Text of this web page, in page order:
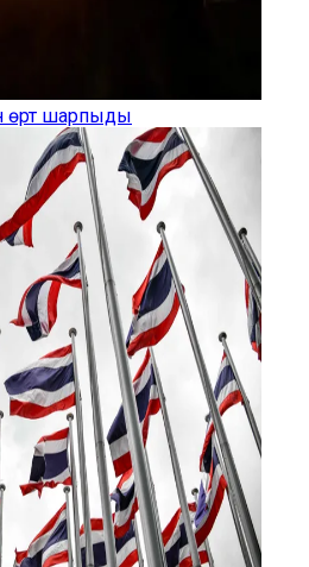
өрт шарпыды